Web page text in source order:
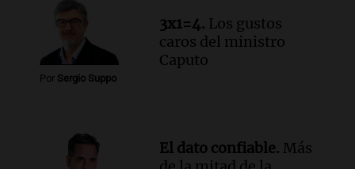
según San Ignacio de Loyola
Panorama Federal
Episodios
Audio.Tormentas y filtraciones: "El
agua entra por donde menos
Episodios
Por Sergio Suppo
3x1=4. Los gustos
caros del ministro
Caputo
El dato confiable. Más